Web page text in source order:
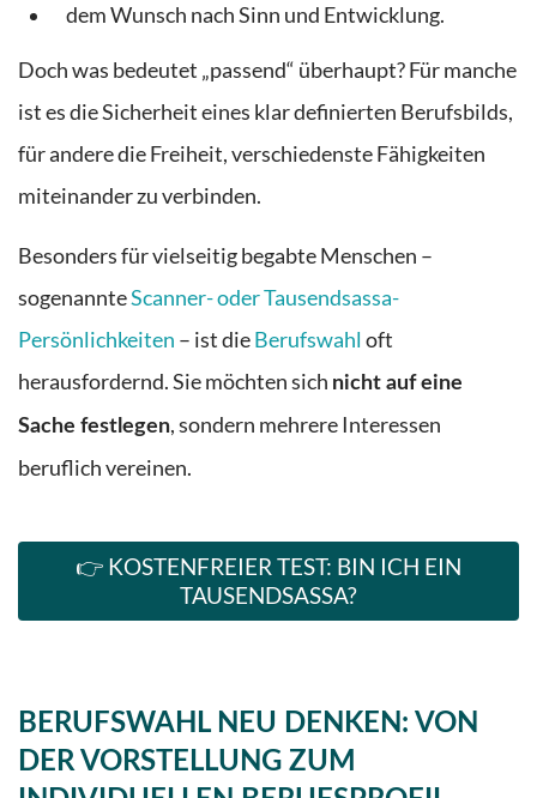
dem Wunsch nach Sinn und Entwicklung.
Doch was bedeutet „passend“ überhaupt? Für manche
ist es die Sicherheit eines klar definierten Berufsbilds,
für andere die Freiheit, verschiedenste Fähigkeiten
miteinander zu verbinden.
Besonders für vielseitig begabte Menschen –
sogenannteScanner- oder Tausendsassa-
Persönlichkeiten – ist dieBerufswahl oft
herausfordernd. Sie möchten sich nicht auf eine
Sache festlegen, sondern mehrere Interessen
beruflich vereinen.
👉 KOSTENFREIER TEST: BIN ICH EIN
TAUSENDSASSA?
BERUFSWAHL NEU DENKEN: VON
DER VORSTELLUNG ZUM